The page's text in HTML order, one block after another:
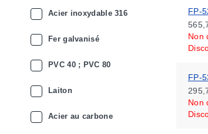
Acier inoxydable 316
Fer galvanisé
PVC 40 ; PVC 80
Laiton
Acier au carbone
FP-
Non
FP-
Non